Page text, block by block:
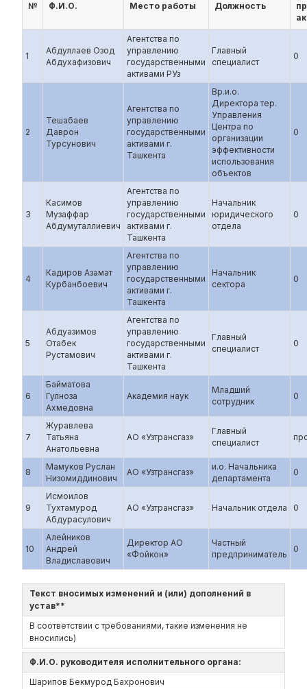
№ Ф.И.О. Место работы Должность
1
Абдуллаев Озод
Абдухафизович
Агентства по
управлению
государственными
активами РУз
Главный
специалист
0
2
Тешабаев
Даврон
Турсунович
Агентства по
управлению
государственными
активами г.
Ташкента
Вр.и.о.
Директора тер.
Управления
Центра по
организации
эффективности
использования
объектов
0
3
Касимов
Музаффар
Абдумуталлиевич
Агентства по
управлению
государственными
активами г.
Ташкента
Начальник
юридического
отдела
0
4
Кадиров Азамат
Курбанбоевич
Агентства по
управлению
государственными
активами г.
Ташкента
Начальник
сектора
0
5
Абдуазимов
Отабек
Рустамович
Агентства по
управлению
государственными
активами г.
Ташкента
Главный
специалист
0
6
Байматова
Гулноза
Ахмедовна
Академия наук
Младший
сотрудник
0
7
Журавлева
Татьяна
Анатольевна
АО «Узтрансгаз»
Главный
специалист
8
Мамуков Руслан
Низомиддинович
АО «Узтрансгаз»
и.о. Начальника
департамента
0
9
Исмоилов
Тухтамурод
Абдурасулович
АО «Узтрансгаз» Начальник отдела 0
10
Алейников
Андрей
Владиславович
Директор АО
«Фойкон»
Частный
предприниматель
0
Текст вносимых изменений и (или) дополнений в
устав**
В соответствии с требованиями, такие изменения не
вносились)
Ф.И.О. руководителя исполнительного органа:
Шарипов Бекмурод Бахронович